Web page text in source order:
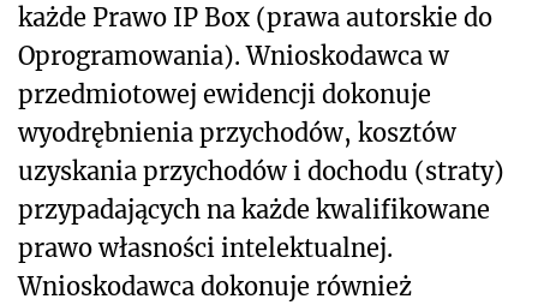
każde Prawo IP Box (prawa autorskie do
Oprogramowania). Wnioskodawca w
przedmiotowej ewidencji dokonuje
wyodrębnienia przychodów, kosztów
uzyskania przychodów i dochodu (straty)
przypadających na każde kwalifikowane
prawo własności intelektualnej.
Wnioskodawca dokonuje również